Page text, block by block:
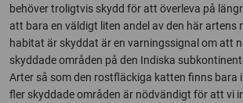
behöver troligtvis skydd för att överleva på
att bara en väldigt liten andel av den här artens
habitat är skyddat är en varningssignal om att
skyddade områden på den Indiska
Arter så som den rostfläckiga katten finns bara
fler skyddade områden är nödvändigt för att vi